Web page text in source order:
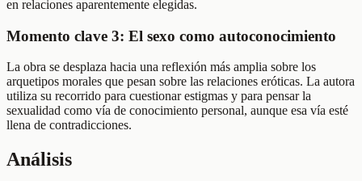
en relaciones aparentemente elegidas.
Momento clave 3: El sexo como autoconocimiento
La obra se desplaza hacia una reflexión más amplia sobre los
arquetipos morales que pesan sobre las relaciones eróticas. La autora
utiliza su recorrido para cuestionar estigmas y para pensar la
sexualidad como vía de conocimiento personal, aunque esa vía esté
llena de contradicciones.
Análisis